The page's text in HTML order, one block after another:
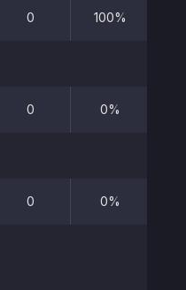
0 100%
0 0%
0 0%